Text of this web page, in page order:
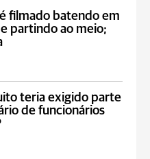
filmado batendo em
partindo ao meio;
teria exigido parte
de funcionários